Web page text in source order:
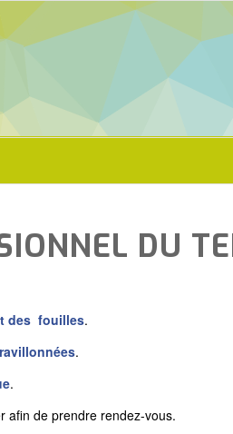
DU
des fouilles.
.
.
afin de prendre rendez-vous.